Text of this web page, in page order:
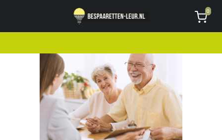
Geen code ontvangen of kwijt?
AVG
0